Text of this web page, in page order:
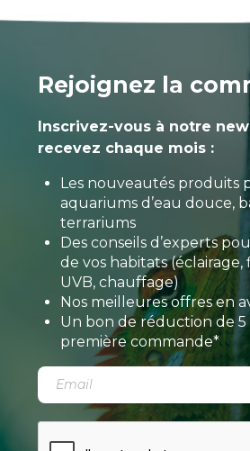
Rejoignez la
Inscrivez-vous à notre
recevez chaque mois :
Les nouveautés produits
aquariums d’eau douce,
terrariums
Des conseils d’experts
de vos habitats (éclairage,
UVB, chauffage)
Nos meilleures offres en
Un bon de réduction de 5
première commande*